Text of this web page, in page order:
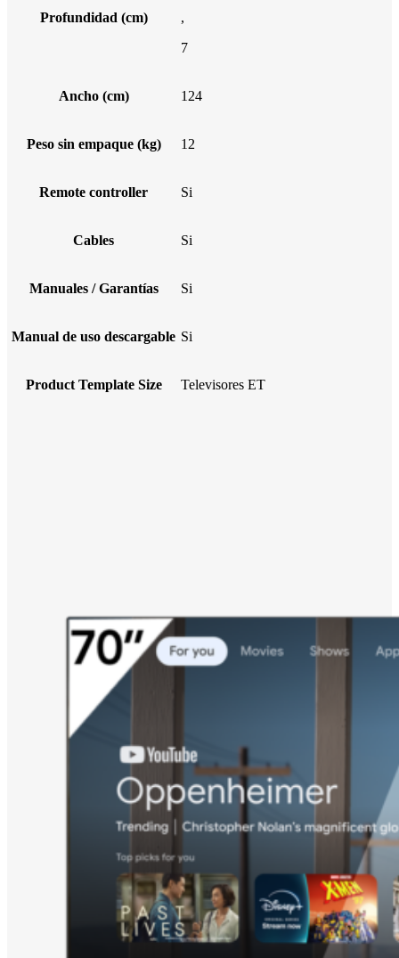
Profundidad (cm)
,
7
Ancho (cm) 124
Peso sin empaque (kg) 12
Remote controller Si
Cables Si
Manuales / Garantías Si
Manual de uso descargable Si
Product Template Size Televisores ET